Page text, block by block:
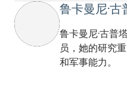
鲁卡曼尼·
鲁卡曼尼·古普
员，她的研究
和军事能力。